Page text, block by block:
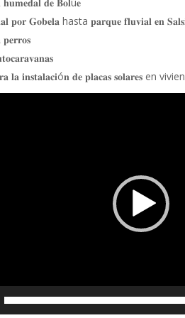
𝐩𝐨𝐫 𝐆𝐨𝐛𝐞𝐥𝐚 hasta 𝐩𝐚𝐫𝐪𝐮𝐞 𝐟𝐥𝐮𝐯𝐢𝐚𝐥 𝐞𝐧
𝐥𝐚 𝐢𝐧𝐬𝐭𝐚𝐥𝐚𝐜𝐢ó𝐧 𝐝𝐞 𝐩𝐥𝐚𝐜𝐚𝐬 𝐬𝐨𝐥𝐚𝐫𝐞𝐬 en